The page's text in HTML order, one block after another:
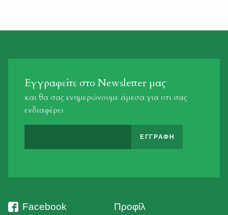
Εγγραφείτε στο Newsletter μας
και θα σας ενημερώνουμε άμεσα για οτι σας
ενδιαφέρει
Facebook Προφίλ